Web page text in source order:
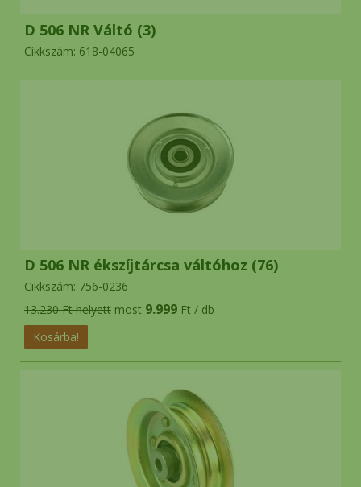
D 506 NR Váltó (3)
Cikkszám: 618-04065
D 506 NR ékszíjtárcsa váltóhoz (76)
Cikkszám: 756-0236
13.230 Ft helyett most 9.999 Ft / db